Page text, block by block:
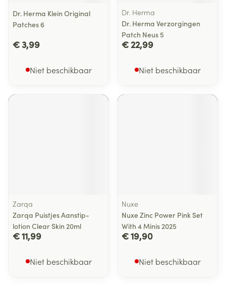
Dr. Herma Klein Original
Patches 6
€ 3,99
Niet beschikbaar
Dr. Herma
Dr. Herma Verzorgingen
Patch Neus 5
€ 22,99
Niet beschikbaar
Zarqa
Zarqa Puistjes Aanstip-
lotion Clear Skin 20ml
€ 11,99
Niet beschikbaar
Nuxe
Nuxe Zinc Power Pink Set
With 4 Minis 2025
€ 19,90
Niet beschikbaar